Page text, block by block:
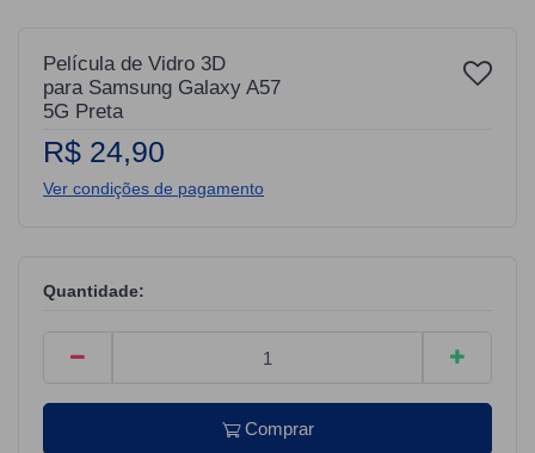
Película de Vidro 3D
para Samsung Galaxy A57
5G Preta
R$ 24,90
Ver condições de pagamento
Quantidade:
Comprar